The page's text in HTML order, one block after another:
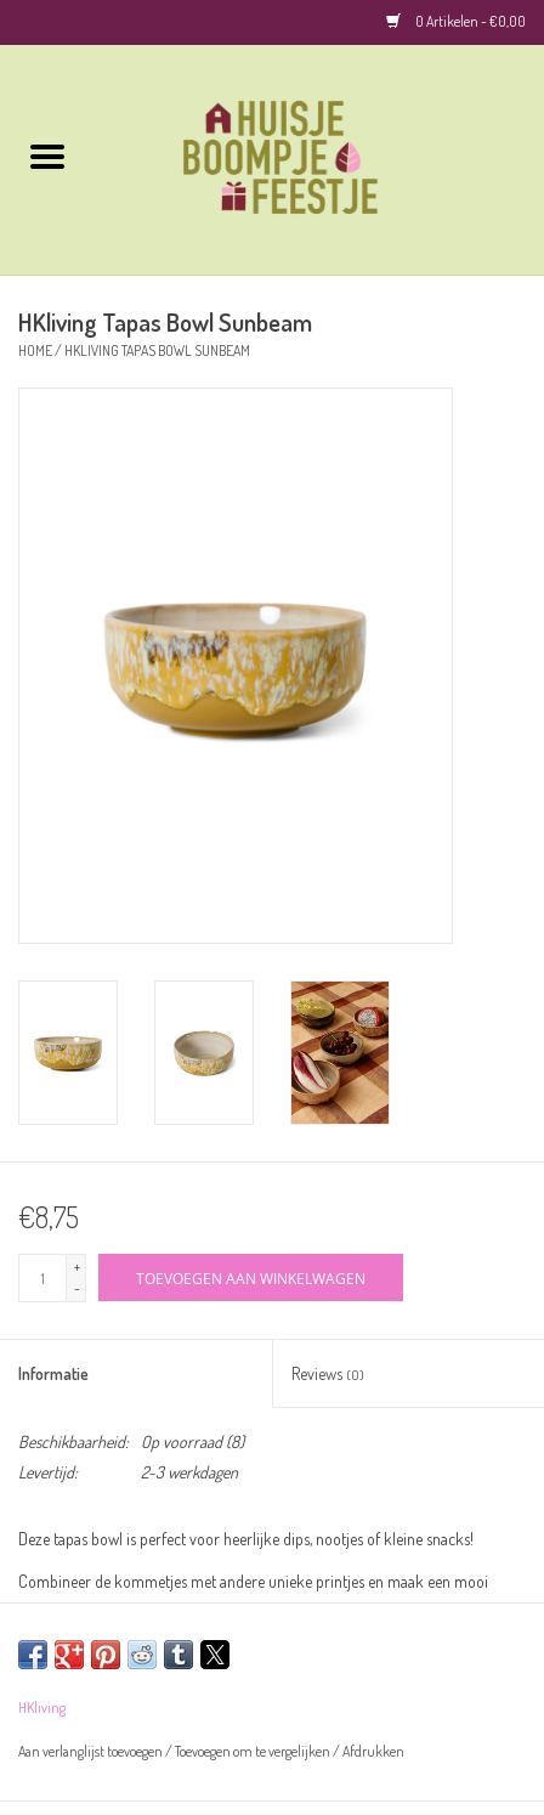
0 Artikelen - €0,00
Woonaccessoires
HKliving Tapas Bowl Sunbeam
HOME/ HKLIVING TAPAS BOWL SUNBEAM
€8,75
+
-
TOEVOEGEN AAN WINKELWAGEN
Informatie Reviews (0)
Beschikbaarheid: Op voorraad(8)
Levertijd:
2-3 werkdagen
Deze tapas bowl is perfect voor heerlijke dips, nootjes of kleine snacks!
Combineer de kommetjes met andere unieke printjes en maak een mooi
Let op! De kommetjes zijn handgeschilderd en kunnen daarom afwijken van
HKliving
Aan verlanglijst toevoegen /Toevoegen om te vergelijken /Afdrukken